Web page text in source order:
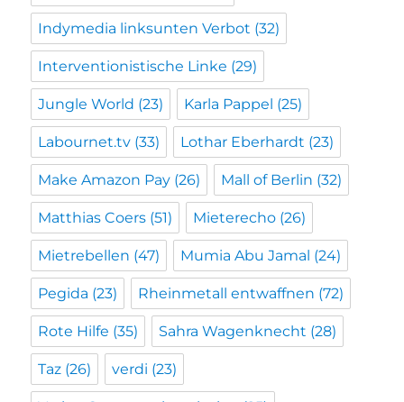
Indymedia linksunten Verbot (32)
Interventionistische Linke (29)
Jungle World (23) Karla Pappel (25)
Labournet.tv (33) Lothar Eberhardt (23)
Make Amazon Pay (26) Mall of Berlin (32)
Matthias Coers (51) Mieterecho (26)
Mietrebellen (47) Mumia Abu Jamal (24)
Pegida (23) Rheinmetall entwaffnen (72)
Rote Hilfe (35) Sahra Wagenknecht (28)
Taz (26) verdi (23)